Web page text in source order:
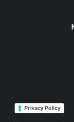
Privacy Policy